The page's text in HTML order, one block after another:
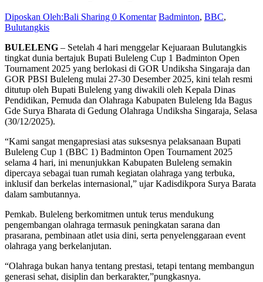
Diposkan Oleh:Bali Sharing 0 Komentar Badminton, BBC,
Bulutangkis
BULELENG – Setelah 4 hari menggelar Kejuaraan Bulutangkis
tingkat dunia bertajuk Bupati Buleleng Cup 1 Badminton Open
Tournament 2025 yang berlokasi di GOR Undiksha Singaraja dan
GOR PBSI Buleleng mulai 27-30 Desember 2025, kini telah resmi
ditutup oleh Bupati Buleleng yang diwakili oleh Kepala Dinas
Pendidikan, Pemuda dan Olahraga Kabupaten Buleleng Ida Bagus
Gde Surya Bharata di Gedung Olahraga Undiksha Singaraja, Selasa
(30/12/2025).
“Kami sangat mengapresiasi atas suksesnya pelaksanaan Bupati
Buleleng Cup 1 (BBC 1) Badminton Open Tournament 2025
selama 4 hari, ini menunjukkan Kabupaten Buleleng semakin
dipercaya sebagai tuan rumah kegiatan olahraga yang terbuka,
inklusif dan berkelas internasional,” ujar Kadisdikpora Surya Barata
dalam sambutannya.
Pemkab. Buleleng berkomitmen untuk terus mendukung
pengembangan olahraga termasuk peningkatan sarana dan
prasarana, pembinaan atlet usia dini, serta penyelenggaraan event
olahraga yang berkelanjutan.
“Olahraga bukan hanya tentang prestasi, tetapi tentang membangun
generasi sehat, disiplin dan berkarakter,”pungkasnya.